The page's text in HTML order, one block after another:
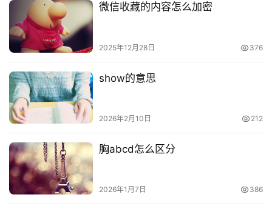
微信收藏的内容怎么加密
2025年12月28日 376
show的意思
2026年2月10日 212
胸abcd怎么区分
2026年1月7日 386